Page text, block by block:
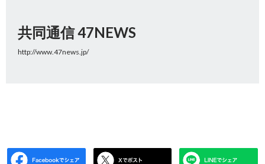
共同通信 47NEWS
http://www.47news.jp/